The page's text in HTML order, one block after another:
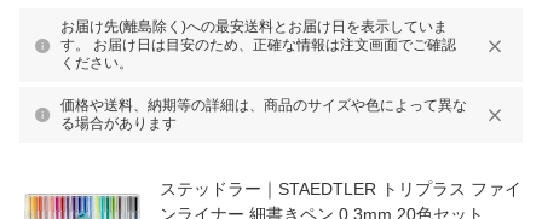
お届け先(離島除く)への最安送料とお届け日を表示していま
す。 お届け日は目安のため、正確な情報は注文画面でご確認
ください。
価格や送料、納期等の詳細は、商品のサイズや色によって異な
る場合があります
ステッドラー｜STAEDTLER トリプラス ファイ
ンライナー 細書きペン 0.3mm 20色セット